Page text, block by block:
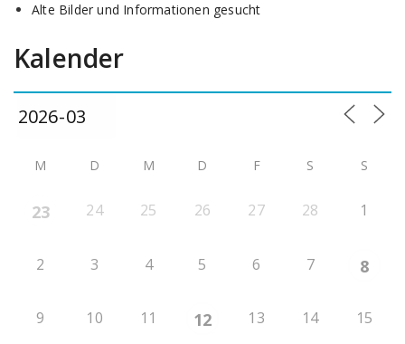
Alte Bilder und Informationen gesucht
Kalender
M D M D F S S
23 24 25 26 27 28 1
2 3 4 5 6 7 8
9 10 11 12 13 14 15